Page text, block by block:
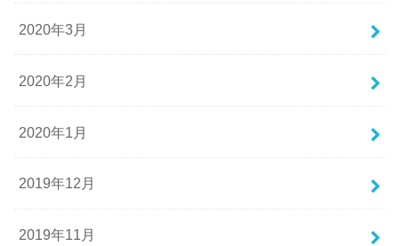
2020年3月
2020年2月
2020年1月
2019年12月
2019年11月